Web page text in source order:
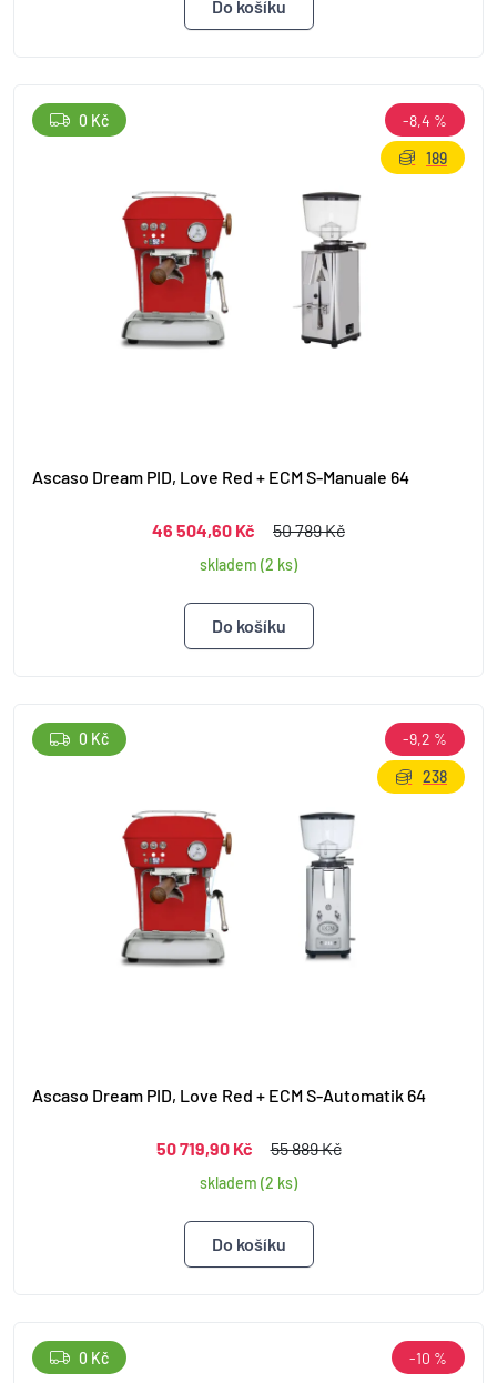
Ascaso Dream PID, Love Red + ECM S-Manuale 64
46 504,60 Kč 50 789 Kč
skladem (2 ks)
0 Kč
-8,4 %
189
Ascaso Dream PID, Love Red + ECM S-Automatik 64
50 719,90 Kč 55 889 Kč
skladem (2 ks)
0 Kč
-9,2 %
238
0 Kč -10 %